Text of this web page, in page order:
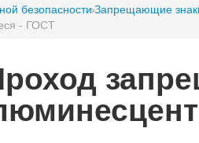
безопасностиЗапрещающие
- ГОСТ